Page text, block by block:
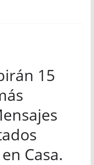
15
Casa.